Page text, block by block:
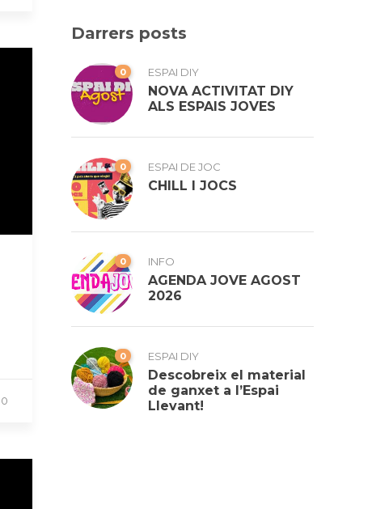
0
Darrers posts
0 ESPAI DIY
NOVA ACTIVITAT DIY
ALS ESPAIS JOVES
0 ESPAI DE JOC
CHILL I JOCS
0 INFO
AGENDA JOVE AGOST
2026
0 ESPAI DIY
Descobreix el material
de ganxet a l’Espai
Llevant!